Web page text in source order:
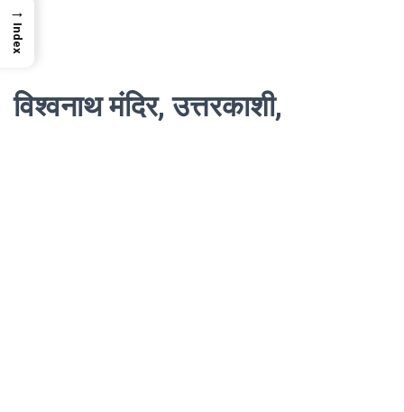
विश्वनाथ मंदिर, उत्तरकाशी,
→
Index